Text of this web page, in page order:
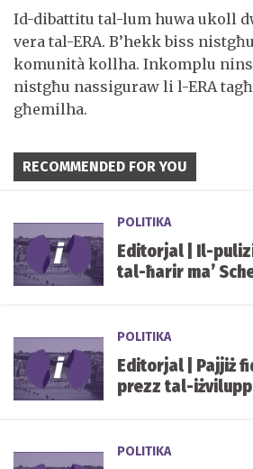
Id-dibattitu tal-lum huwa ukoll
vera tal-ERA. B’hekk biss
komunità kollha. Inkomplu
nistgħu nassiguraw li l-ERA
għemilha.
RECOMMENDED FOR YOU
POLITIKA
Editorjal | Il-
tal-ħarir ma’
POLITIKA
Editorjal | Pajjiż
prezz tal-
POLITIKA